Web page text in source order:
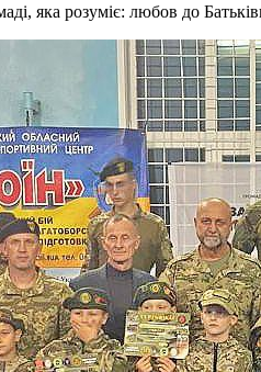
яка розуміє: любов до